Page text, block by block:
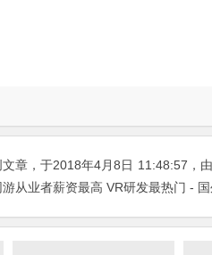
章，于2018年4月8日 11:48:57 ，由
从业者薪资最高 VR研发最热门 -